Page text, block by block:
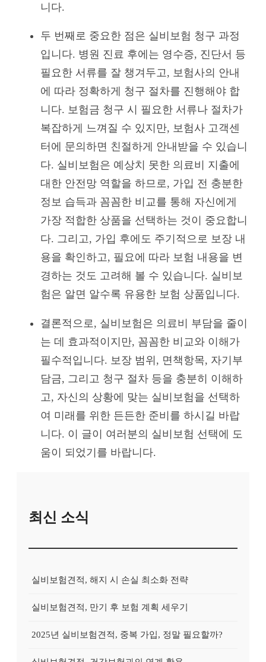
니다.
두 번째로 중요한 점은 실비보험 청구 과정
입니다. 병원 진료 후에는 영수증, 진단서 등
필요한 서류를 잘 챙겨두고, 보험사의 안내
에 따라 정확하게 청구 절차를 진행해야 합
니다. 보험금 청구 시 필요한 서류나 절차가
복잡하게 느껴질 수 있지만, 보험사 고객센
터에 문의하면 친절하게 안내받을 수 있습니
다. 실비보험은 예상치 못한 의료비 지출에
대한 안전망 역할을 하므로, 가입 전 충분한
정보 습득과 꼼꼼한 비교를 통해 자신에게
가장 적합한 상품을 선택하는 것이 중요합니
다. 그리고, 가입 후에도 주기적으로 보장 내
용을 확인하고, 필요에 따라 보험 내용을 변
경하는 것도 고려해 볼 수 있습니다. 실비보
험은 알면 알수록 유용한 보험 상품입니다.
결론적으로, 실비보험은 의료비 부담을 줄이
는 데 효과적이지만, 꼼꼼한 비교와 이해가
필수적입니다. 보장 범위, 면책항목, 자기부
담금, 그리고 청구 절차 등을 충분히 이해하
고, 자신의 상황에 맞는 실비보험을 선택하
여 미래를 위한 든든한 준비를 하시길 바랍
니다. 이 글이 여러분의 실비보험 선택에 도
움이 되었기를 바랍니다.
최신 소식
실비보험견적, 해지 시 손실 최소화 전략
실비보험견적, 만기 후 보험 계획 세우기
2025년 실비보험견적, 중복 가입, 정말 필요할까?